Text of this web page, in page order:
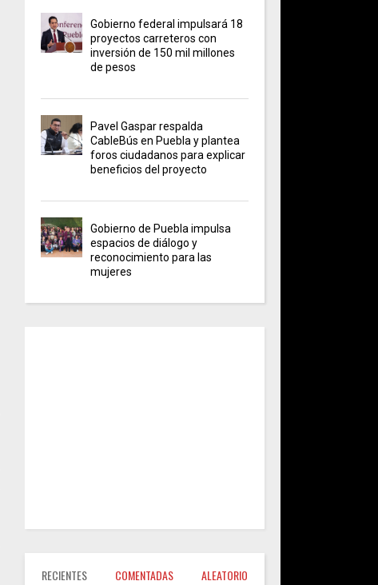
Gobierno federal impulsará 18
proyectos carreteros con
inversión de 150 mil millones
de pesos
Pavel Gaspar respalda
CableBús en Puebla y plantea
foros ciudadanos para explicar
beneficios del proyecto
Gobierno de Puebla impulsa
espacios de diálogo y
reconocimiento para las
mujeres
RECIENTES COMENTADAS ALEATORIO